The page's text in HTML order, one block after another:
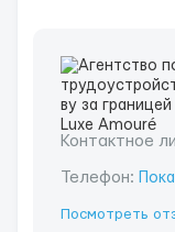
Контактное
Телефон:
Посмотреть